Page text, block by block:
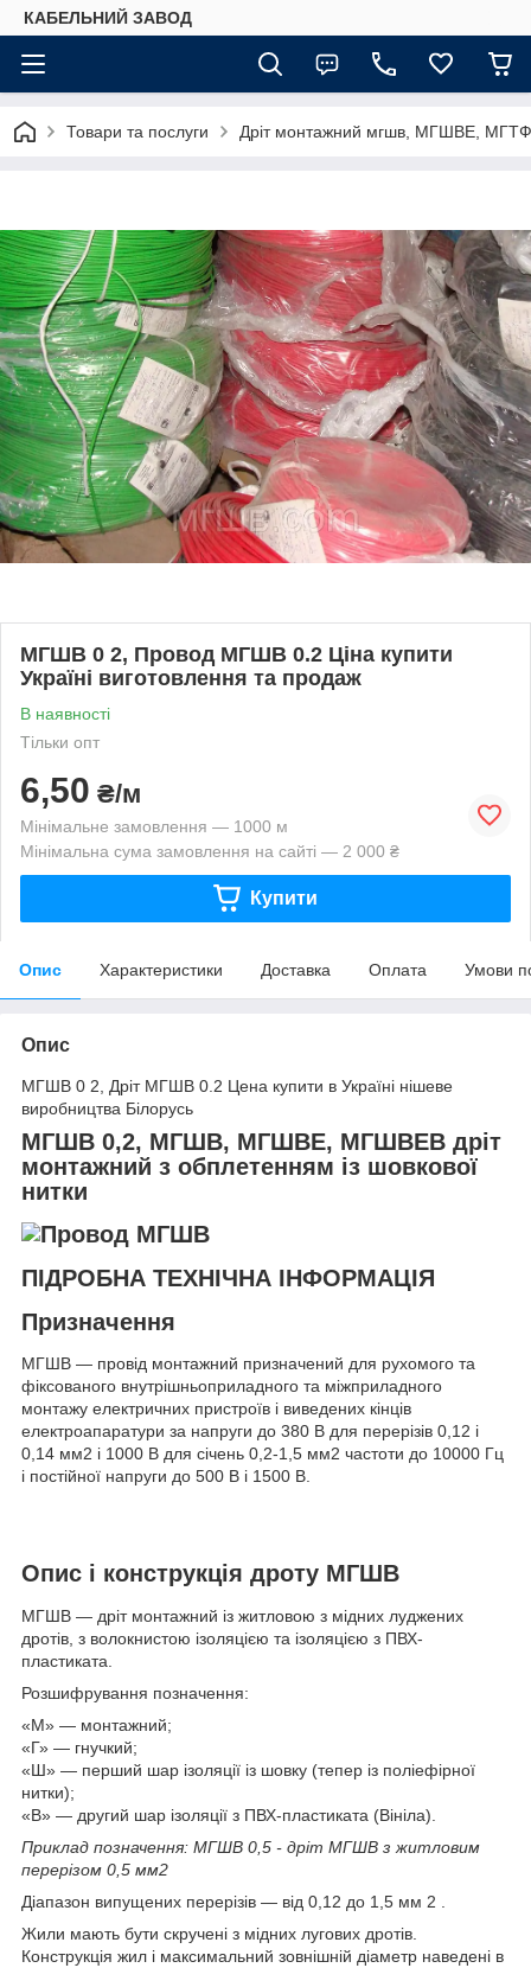
КАБЕЛЬНИЙ ЗАВОД
Товари та послуги Дріт монтажний мгшв, МГШВЕ,
МГШВ 0 2, Провод МГШВ 0.2 Ціна купити
Україні виготовлення та продаж
В наявності
Тільки опт
6,50 ₴/м
Мінімальне замовлення — 1000 м
Мінімальна сума замовлення на сайті — 2 000 ₴
Купити
Опис Характеристики Доставка Оплата Умови
Опис
МГШВ 0 2, Дріт МГШВ 0.2 Цена купити в Україні нішеве
виробництва Білорусь
МГШВ 0,2, МГШВ, МГШВЕ, МГШВЕВ дріт
монтажний з обплетенням із шовкової
нитки
ПІДРОБНА ТЕХНІЧНА ІНФОРМАЦІЯ
Призначення
МГШВ — провід монтажний призначений для рухомого та
фіксованого внутрішньоприладного та міжприладного
монтажу електричних пристроїв і виведених кінців
електроапаратури за напруги до 380 В для перерізів 0,12 і
0,14 мм2 і 1000 В для січень 0,2-1,5 мм2 частоти до 10000 Гц
і постійної напруги до 500 В і 1500 В.
Опис і конструкція дроту МГШВ
МГШВ — дріт монтажний із житловою з мідних луджених
дротів, з волокнистою ізоляцією та ізоляцією з ПВХ-
пластиката.
Розшифрування позначення:
«М» — монтажний;
«Г» — гнучкий;
«Ш» — перший шар ізоляції із шовку (тепер із поліефірної
нитки);
«В» — другий шар ізоляції з ПВХ-пластиката (Вініла).
Приклад позначення: МГШВ 0,5 - дріт МГШВ з житловим
перерізом 0,5 мм2
Діапазон випущених перерізів — від 0,12 до 1,5 мм 2
Жили мають бути скручені з мідних лугових дротів.
Конструкція жил і максимальний зовнішній діаметр наведені в